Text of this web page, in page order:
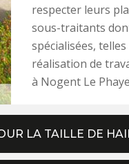
respecter leurs
sous-traitants
spécialisées,
réalisation de
à Nogent Le
LA TAILLE DE